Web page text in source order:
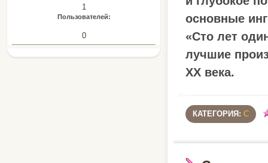
основные
«Сто лет
лучшие
XX века.
КАТЕГОРИЯ: С
1
Пользователей:
0